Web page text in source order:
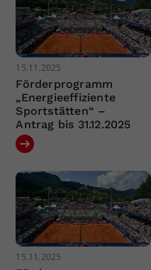
15.11.2025
Förderprogramm
„Energieeffiziente
Sportstätten“ –
Antrag bis 31.12.2025
15.11.2025